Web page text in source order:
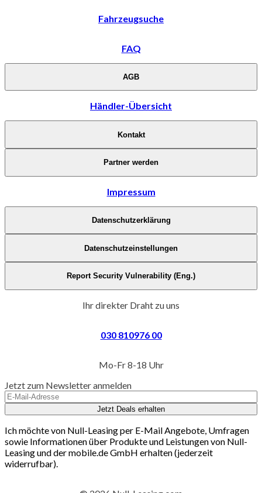
Fahrzeugsuche
FAQ
AGB
Händler-Übersicht
Kontakt
Partner werden
Impressum
Datenschutzerklärung
Datenschutzeinstellungen
Report Security Vulnerability (Eng.)
Ihr direkter Draht zu uns
030 810976 00
Mo-Fr 8-18 Uhr
Jetzt zum Newsletter anmelden
Jetzt Deals erhalten
Ich möchte von Null-Leasing per E-Mail Angebote, Umfragen
sowie Informationen über Produkte und Leistungen von Null-
Leasing und der mobile.de GmbH erhalten (jederzeit
widerrufbar).